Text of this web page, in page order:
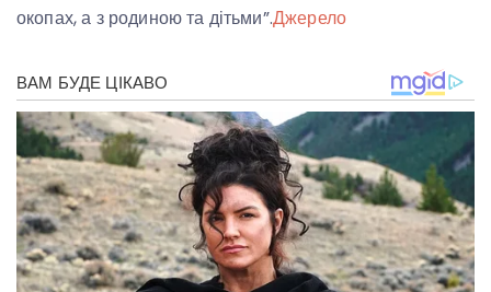
окопах, а з родиною та дітьми”.Джерело